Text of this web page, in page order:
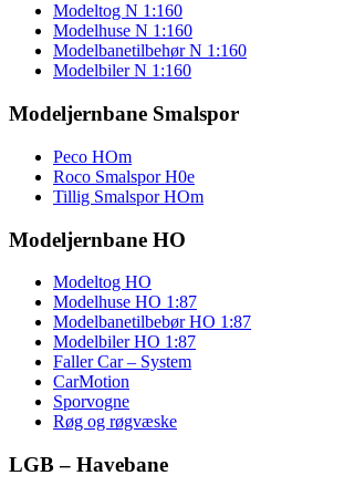
Modeltog N 1:160
Modelhuse N 1:160
Modelbanetilbehør N 1:160
Modelbiler N 1:160
Modeljernbane Smalspor
Peco HOm
Roco Smalspor H0e
Tillig Smalspor HOm
Modeljernbane HO
Modeltog HO
Modelhuse HO 1:87
Modelbanetilbebør HO 1:87
Modelbiler HO 1:87
Faller Car – System
CarMotion
Sporvogne
Røg og røgvæske
LGB – Havebane